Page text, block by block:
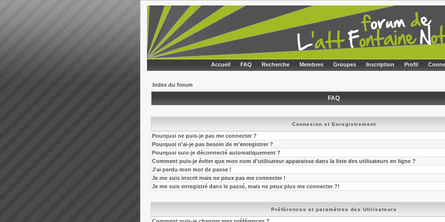
Accueil FAQ Recherche Membres Groupes Inscription Profil
Index du forum
FAQ
Connexion et Enregistrement
Pourquoi ne puis-je pas me connecter ?
Pourquoi n'ai-je pas besoin de m'enregistrer ?
Pourquoi suis-je déconnecté automatiquement ?
Comment puis-je éviter que mon nom d'utilisateur apparaisse dans la liste des utilisateurs en ligne ?
J'ai perdu mon mot de passe !
Je me suis inscrit mais ne peux pas me connecter !
Je me suis enregistré dans le passé, mais ne peux plus me connecter ?!
Préférences et paramètres des Utilisateurs